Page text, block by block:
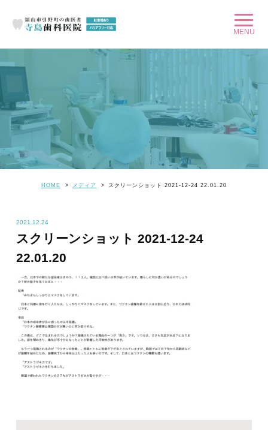
HOME メディア スクリーンショット 2021-12-24 22.01.20
2021.12.24
スクリーンショット 2021-12-24
22.01.20